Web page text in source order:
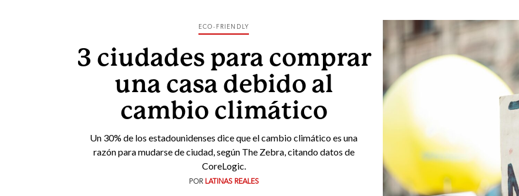
ECO-FRIENDLY
3 ciudades para comprar
una casa debido al
cambio climático
Un 30% de los estadounidenses dice que el cambio climático es una
razón para mudarse de ciudad, según The Zebra, citando datos de
CoreLogic.
POR LATINAS REALES